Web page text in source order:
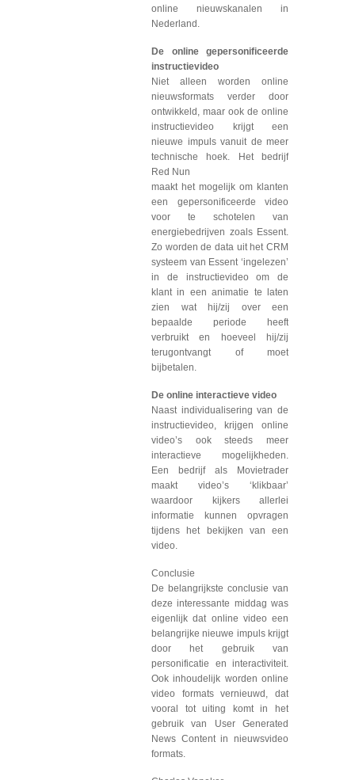
online nieuwskanalen in
Nederland.
De online gepersonificeerde
instructievideo
Niet alleen worden online
nieuwsformats verder door
ontwikkeld, maar ook de online
instructievideo krijgt een
nieuwe impuls vanuit de meer
technische hoek. Het bedrijf
Red Nun
maakt het mogelijk om klanten
een gepersonificeerde video
voor te schotelen van
energiebedrijven zoals Essent.
Zo worden de data uit het CRM
systeem van Essent ‘ingelezen’
in de instructievideo om de
klant in een animatie te laten
zien wat hij/zij over een
bepaalde periode heeft
verbruikt en hoeveel hij/zij
terugontvangt of moet
bijbetalen.
De online interactieve video
Naast individualisering van de
instructievideo, krijgen online
video’s ook steeds meer
interactieve mogelijkheden.
Een bedrijf als Movietrader
maakt video’s ‘klikbaar’
waardoor kijkers allerlei
informatie kunnen opvragen
tijdens het bekijken van een
video.
Conclusie
De belangrijkste conclusie van
deze interessante middag was
eigenlijk dat online video een
belangrijke nieuwe impuls krijgt
door het gebruik van
personificatie en interactiviteit.
Ook inhoudelijk worden online
video formats vernieuwd, dat
vooral tot uiting komt in het
gebruik van User Generated
News Content in nieuwsvideo
formats.